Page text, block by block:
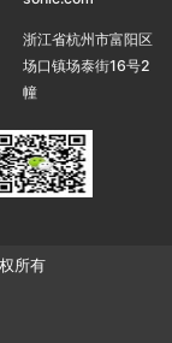
浙江省杭州市富阳区
场口镇场泰街16号2
幢
所有